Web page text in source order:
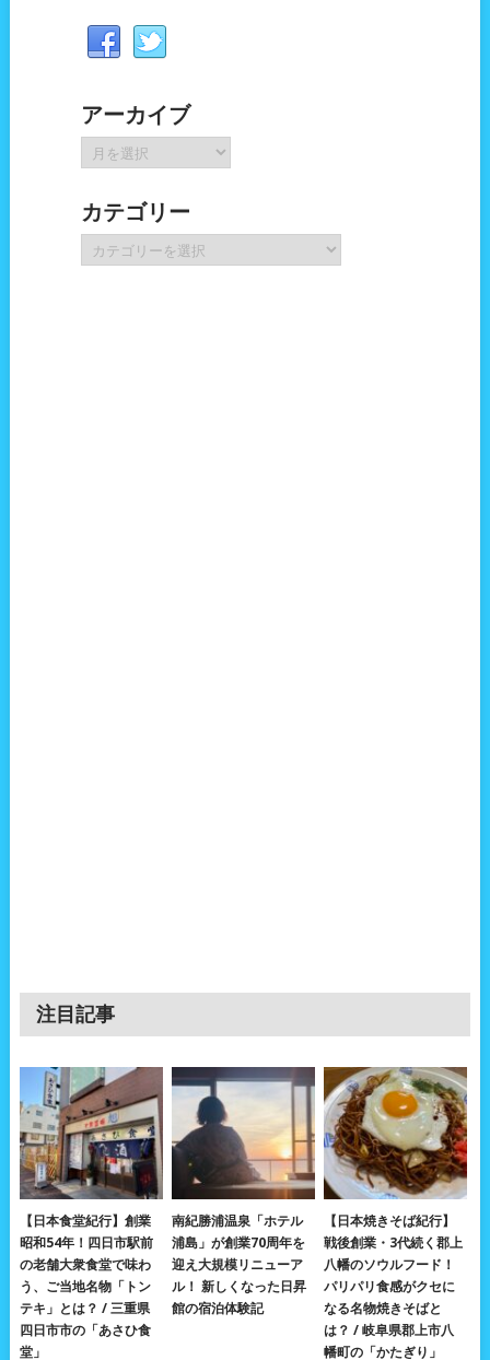
アーカイブ
ー
イ
ブ
カテゴリー
テ
注目記事
【日本食堂紀行】創業
昭和54年！四日市駅前
の老舗大衆食堂で味わ
う、ご当地名物「トン
テキ」とは？ / 三重県
四日市市の「あさひ食
堂」
南紀勝浦温泉「ホテル
浦島」が創業70周年を
迎え大規模リニューア
ル！ 新しくなった日昇
館の宿泊体験記
【日本焼きそば紀行】
戦後創業・3代続く郡上
八幡のソウルフード！
パリパリ食感がクセに
なる名物焼きそばと
は？ / 岐阜県郡上市八
幡町の「かたぎり」